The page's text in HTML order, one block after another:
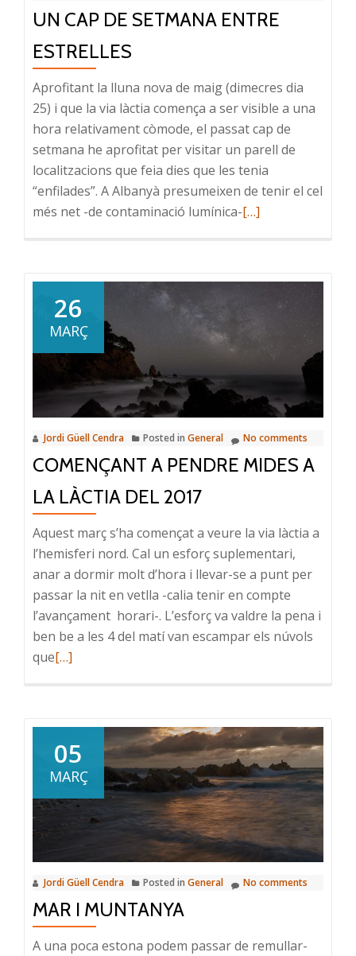
UN CAP DE SETMANA ENTRE
ESTRELLES
Aprofitant la lluna nova de maig (dimecres dia
25) i que la via làctia comença a ser visible a una
hora relativament còmode, el passat cap de
setmana he aprofitat per visitar un parell de
localitzacions que feia dies que les tenia
“enfilades”. A Albanyà presumeixen de tenir el cel
més net -de contaminació lumínica-Read
de
entre
estrelles
[…]
26
MARÇ
Jordi Güell Cendra Posted in General No comments
COMENÇANT A PENDRE MIDES A
LA LÀCTIA DEL 2017
Aquest març s’ha començat a veure la via làctia a
l’hemisferi nord. Cal un esforç suplementari,
anar a dormir molt d’hora i llevar-se a punt per
passar la nit en vetlla -calia tenir en compte
l’avançament horari-. L’esforç va valdre la pena i
ben be a les 4 del matí van escampar els núvols
queRead
pendre
mides
a
del
2017
[…]
05
MARÇ
Jordi Güell Cendra Posted in General No comments
MAR I MUNTANYA
A una poca estona podem passar de remullar-